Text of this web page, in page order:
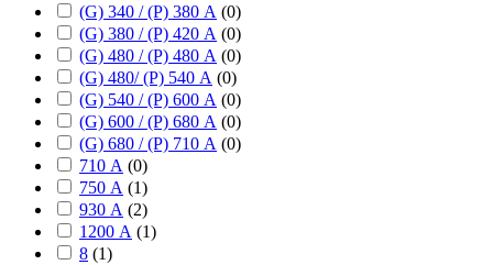
(G) 340 / (P) 380 А (0)
(G) 380 / (P) 420 А (0)
(G) 480 / (P) 480 А (0)
(G) 480/ (P) 540 А (0)
(G) 540 / (P) 600 А (0)
(G) 600 / (P) 680 А (0)
(G) 680 / (P) 710 А (0)
710 А (0)
750 А (1)
930 А (2)
1200 А (1)
8 (1)